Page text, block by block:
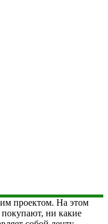
проектом. На этом
покупают, ни какие